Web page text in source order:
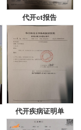
代开ct报告
代开疾病证明单